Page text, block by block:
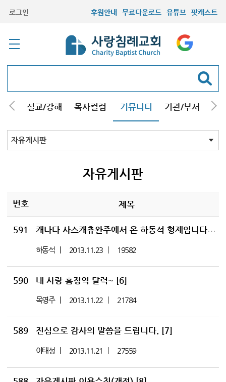
로그인 후원안내 무료다운로드 유튜브 팟캐스트
내 설교/강해 목사컬럼 커뮤니티 기관/부서 선
최근등록자료
자유게시판
자유게시판
번호 제목
591 캐나다 사스캐츄완주에서 온 하동석 형제입니다.
하동석 2013.11.23 19582
590 내 사랑 흠정역 달력~ [6]
목영주 2013.11.22 21784
589 진심으로 감사의 말씀을 드립니다. [7]
이태성 2013.11.21 27559